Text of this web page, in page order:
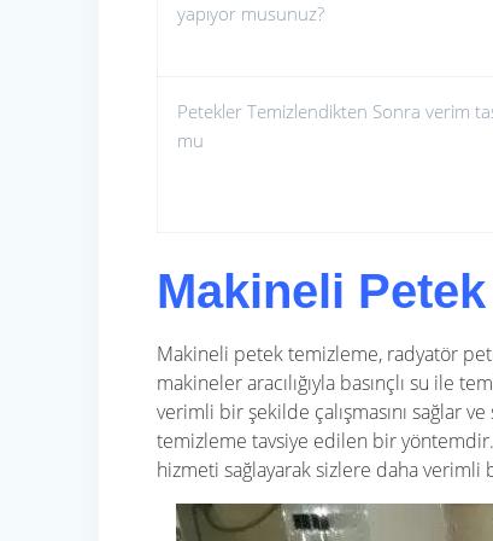
yapıyor musunuz?
Petekler Temizlendikten Sonra verim
mu
Makineli
Makineli petek temizleme, radyatör
makineler aracılığıyla basınçlı su ile
verimli bir şekilde çalışmasını sağlar
temizleme tavsiye edilen bir
hizmeti sağlayarak sizlere daha verimli